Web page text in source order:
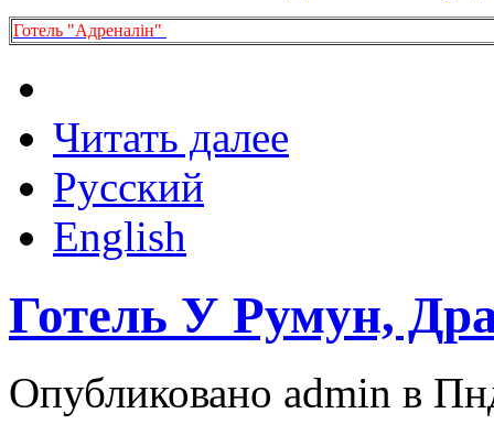
Готель "Адреналін"
Читать далее
Русский
English
Готель У Румун,
Опубликовано admin в